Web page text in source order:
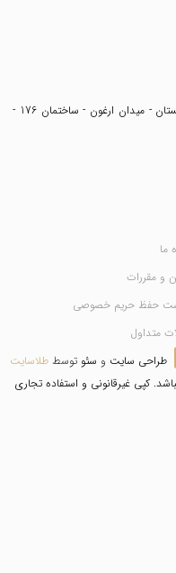
تهران - شهر گلستان - بلوار گلستان - میدان ارغون - ساختمان 176 -
ما
و مقررات
حفظ حریم خصوصی
متداول
طراحی سایت و سئو توسط طلاسایت
کپی غیرقانونی و استفاده تجاری